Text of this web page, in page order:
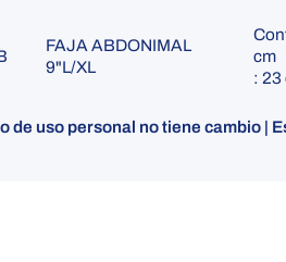
FAJA ABDONIMAL
9"L/XL
: 23
de uso personal no tiene cambio |